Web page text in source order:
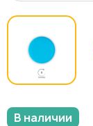
В наличии